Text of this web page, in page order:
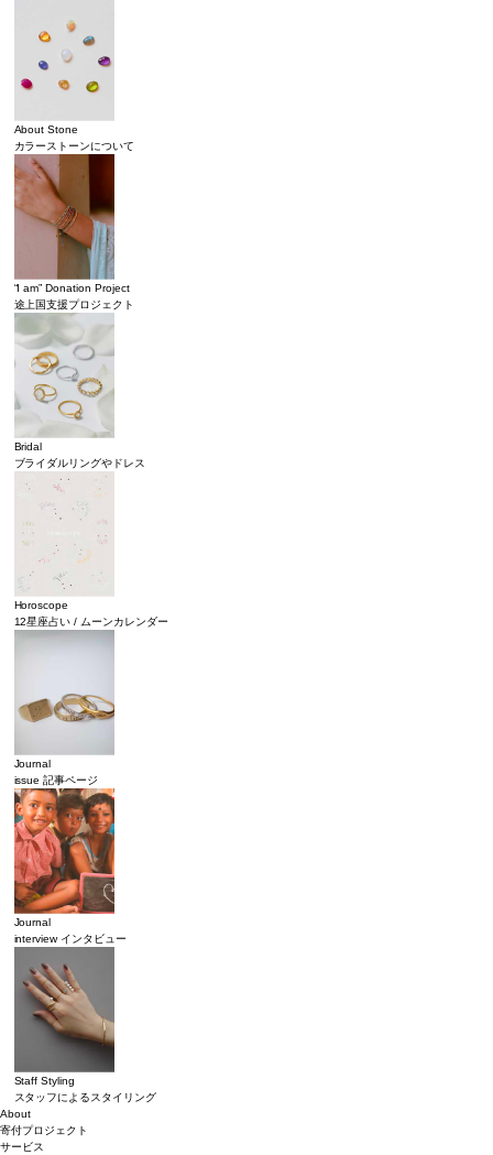
About Stone
カラーストーンについて
“I am” Donation Project
途上国支援プロジェクト
Bridal
ブライダルリングやドレス
Horoscope
12星座占い / ムーンカレンダー
Journal
issue 記事ページ
Journal
interview インタビュー
Staff Styling
スタッフによるスタイリング
About
寄付プロジェクト
サービス